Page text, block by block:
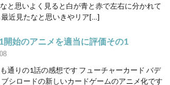
と思いよく見ると白が青と赤で左右に分かれて
最近見たなと思いきやリア[…]
開始のアニメを適当に評価その1
通りの1話の感想です フューチャーカード バデ
ブシロードの新しいカードゲームのアニメ化です